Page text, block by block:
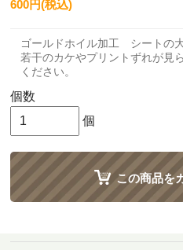
600円(税込)
ゴールドホイル加工 シートの
若干のカケやプリントずれが見
ください。
個数
個
この商品を